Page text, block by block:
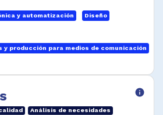
afines.
y automatización Diseño
y producción para medios de comunicación
info
Análisis de necesidades